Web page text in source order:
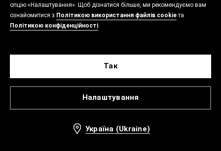
опцію «Налаштування». Щоб дізнатися більше, ми рекомендуємо вам
ознайомитися з Політикою використання файлів cookieта
Політикою конфіденційності.
Налаштування
Так
Україна (Ukraine)